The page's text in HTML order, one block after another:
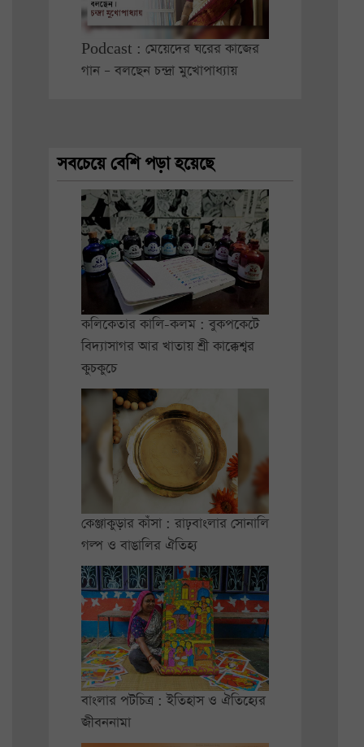
Podcast : মেয়েদের ঘরের কাজের
গান – বলছেন চন্দ্রা মুখোপাধ্যায়
সবচেয়ে বেশি পড়া হয়েছে
কলিকেতার কালি-কলম : বুকপকেটে
বিদ্যাসাগর আর খাতায় শ্রী কাক্কেশ্বর
কুচকুচে
কেঞ্জাকুড়ার কাঁসা : রাঢ়বাংলার সোনালি
গল্প ও বাঙালির ঐতিহ্য
বাংলার পটচিত্র : ইতিহাস ও ঐতিহ্যের
জীবননামা